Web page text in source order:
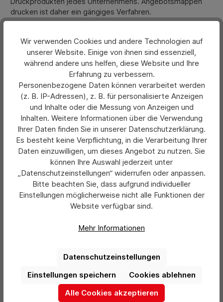
drucken ist daher ein gängiges Verfahren.
Sie zugeschnittene Mappen bedrucken
Vor dem Druck steht die Wahl der richtigen Mappe. Sie
finden im HERMANN Sortiment innovative sowie günstige
Standardlösungen. Bei uns können Sie nicht nur klassische
Papier-Mappen mit Logo bedrucken, sondern auch
spezielle Ausführungen und Materialien.
Was sind Präsentationsmappen?
Präsentationsmappen, Firmenmappen gelten als
schützende oder transparente Hüllen für Dokumente, aber
vor allem sind sie ordentlich organisierte Ordner. Sie
bestehen meist aus Papier, das in der Mitte gefaltet ist.
Man nutzt sie vor allem für Präsentationen um einen
professionellen Auftritt zu gewährleisten . Sie eignen sich
auch zum Aufbewahren und Versenden von Dokumenten.
CDs und Visitenkarten können in dieser Art von Mappen
Eine in mehreren verschiedenen Stilen, Farben und
erhältlich. Je einzigartiger sie gestaltet sind, desto mehr
fallen sie auf und bleiben in Erinnerung.
Wir verwenden Cookies und andere Technologien auf
unserer Website. Einige von ihnen sind essenziell,
während andere uns helfen, diese Website und Ihre
Erfahrung zu verbessern.
Personenbezogene Daten können verarbeitet werden
(z. B. IP-Adressen), z. B. für personalisierte Anzeigen
und Inhalte oder die Messung von Anzeigen und
Inhalten. Weitere Informationen über die Verwendung
Ihrer Daten finden Sie in unserer Datenschutzerklärung.
Es besteht keine Verpflichtung, in die Verarbeitung Ihrer
Daten einzuwilligen, um dieses Angebot zu nutzen. Sie
können Ihre Auswahl jederzeit unter
„Datenschutzeinstellungen“ widerrufen oder anpassen.
Bitte beachten Sie, dass aufgrund individueller
Einstellungen möglicherweise nicht alle Funktionen der
Website verfügbar sind.
Mehr Informationen
Datenschutzeinstellungen
Cookies ablehnen
Einstellungen speichern
Alle Cookies akzeptieren